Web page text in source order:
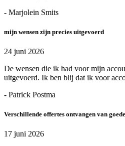
- Marjolein Smits
mijn wensen zijn precies uitgevoerd
24 juni 2026
De wensen die ik had voor mijn
uitgevoerd. Ik ben blij dat ik voor
- Patrick Postma
Verschillende offertes ontvangen van
17 juni 2026